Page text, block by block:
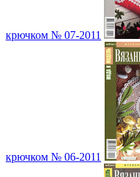
крючком № 07-2011
крючком № 06-2011